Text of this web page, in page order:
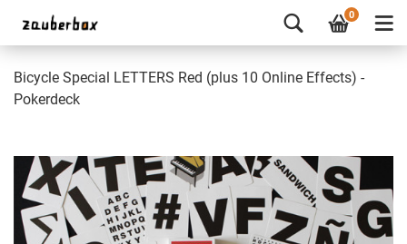
0
Bicycle Special LETTERS Red (plus 10 Online Effects) -
Pokerdeck